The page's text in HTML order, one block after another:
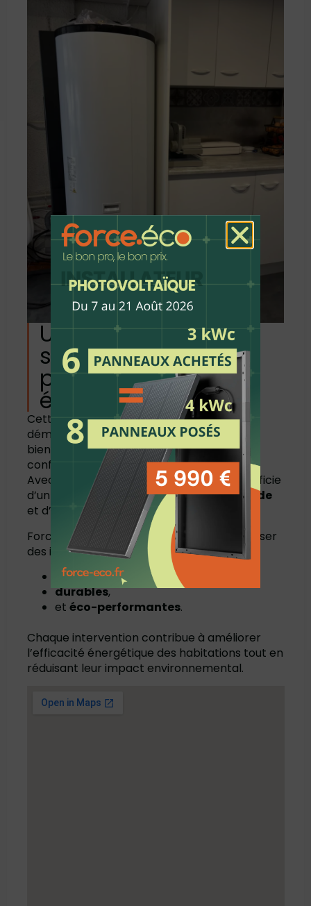
Une installation au
service de la
performance
énergétique
Cette
Installation Chauffe Eau à Pau
démontre une fois de plus l’importance de
bien choisir son équipement pour garantir
confort et économies.
Avec un ballon de 270 litres, le foyer bénéficie
d’un volume adapté, d’unchauffage rapide
et d’une
excellente gestion thermique
Force Eco met un point d’honneur à proposer
des installations :
fiables,
durables,
et éco-performantes.
Chaque intervention contribue à améliorer
l’efficacité énergétique des habitations tout en
réduisant leur impact environnemental.